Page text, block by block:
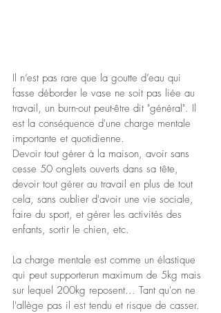
Il n’est pas rare que la goutte d’eau qui
fasse déborder le vase ne soit pas liée au
travail, un burn-out peut-être dit "général". Il
est la conséquence d'une charge mentale
importante et quotidienne.
Devoir tout gérer à la maison, avoir sans
cesse 50 onglets ouverts dans sa tête,
devoir tout gérer au travail en plus de tout
cela, sans oublier d'avoir une vie sociale,
faire du sport, et gérer les activités des
enfants, sortir le chien, etc.
La charge mentale est comme un élastique
qui peut supporterun maximum de 5kg mais
sur lequel 200kg reposent... Tant qu'on ne
l'allège pas il est tendu et risque de casser.